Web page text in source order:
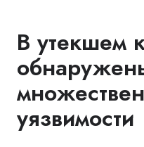
В утекшем
уязвимости